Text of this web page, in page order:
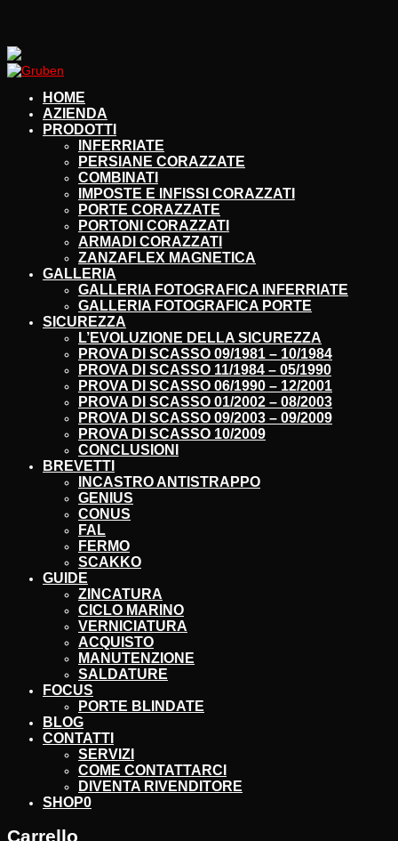
HOME
AZIENDA
PRODOTTI
INFERRIATE
PERSIANE CORAZZATE
COMBINATI
IMPOSTE E INFISSI CORAZZATI
PORTE CORAZZATE
PORTONI CORAZZATI
ARMADI CORAZZATI
ZANZAFLEX MAGNETICA
GALLERIA
GALLERIA FOTOGRAFICA INFERRIATE
GALLERIA FOTOGRAFICA PORTE
SICUREZZA
L’EVOLUZIONE DELLA SICUREZZA
PROVA DI SCASSO 09/1981 – 10/1984
PROVA DI SCASSO 11/1984 – 05/1990
PROVA DI SCASSO 06/1990 – 12/2001
PROVA DI SCASSO 01/2002 – 08/2003
PROVA DI SCASSO 09/2003 – 09/2009
PROVA DI SCASSO 10/2009
CONCLUSIONI
BREVETTI
INCASTRO ANTISTRAPPO
GENIUS
CONUS
FAL
FERMO
SCAKKO
GUIDE
ZINCATURA
CICLO MARINO
VERNICIATURA
ACQUISTO
MANUTENZIONE
SALDATURE
FOCUS
PORTE BLINDATE
BLOG
CONTATTI
SERVIZI
COME CONTATTARCI
DIVENTA RIVENDITORE
SHOP0
Carrello